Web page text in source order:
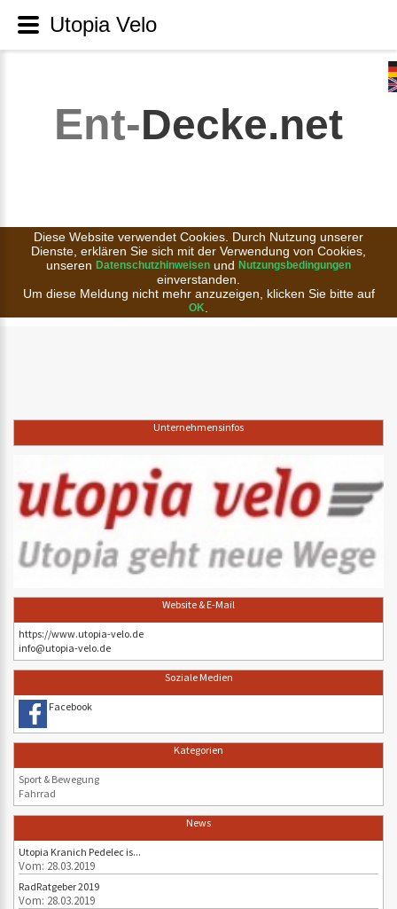
Ent-Decke.net
Diese Website verwendet Cookies. Durch Nutzung unserer
Dienste, erklären Sie sich mit der Verwendung von Cookies,
unseren Datenschutzhinweisen und Nutzungsbedingungen
einverstanden.
Um diese Meldung nicht mehr anzuzeigen, klicken Sie bitte auf
OK
Unternehmensinfos
Website & E-Mail
https://www.utopia-velo.de
info@utopia-velo.de
Soziale Medien
Facebook
Kategorien
Sport & Bewegung
Fahrrad
News
Utopia Kranich Pedelec is...
Vom: 28.03.2019
RadRatgeber 2019
Vom: 28.03.2019
Utopia Velo